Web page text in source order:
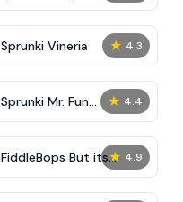
★ 4.3
Sprunki Vineria
★ 4.4
Sprunki Mr. Fun
Computers
★ 4.9
FiddleBops But its
Sprinkle​